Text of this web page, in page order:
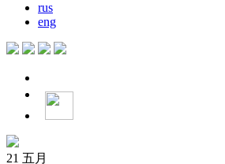
rus
eng
21 五月